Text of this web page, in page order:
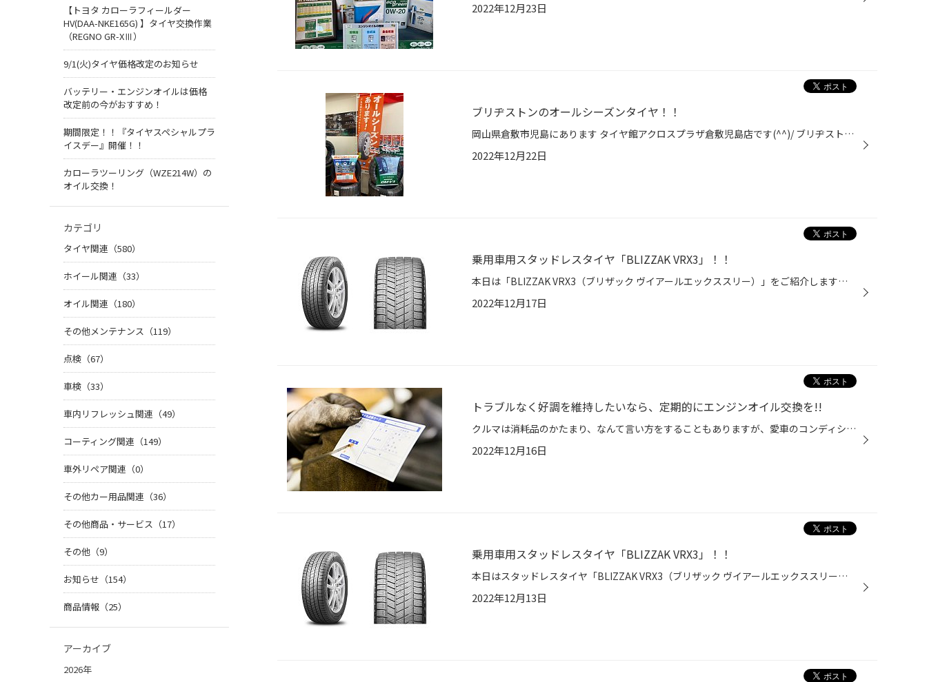
2022年12月23日
ブリヂストンのオールシーズンタイヤ！！
岡山県倉敷市児島にあります タイヤ館アクロスプラザ倉敷児島店です(^^)/ ブリヂストンのオールシーズンタイヤは如何でしょうか？？ 最近需要の高い「オールシーズンタイヤ」！！ ご検討中の方は タイヤ館アクロスプラザ倉敷児島店まで(^^)/ 決算セール開催中！！ WEB作業予約受付中！！
2022年12月22日
乗用車用スタッドレスタイヤ「BLIZZAK VRX3」！！
本日は「BLIZZAK VRX3（ブリザック ヴイアールエックススリー）」をご紹介します！ 「BLIZZAK（ブリザック）」は、ブリヂストンを代表するスタッドレスタイヤブランドです。1988年に冬道特有の凍結路面や積雪路面などでのより安心・安全なドライブに貢献するために生まれ、30年を超える歴史の中で進...
2022年12月17日
トラブルなく好調を維持したいなら、定期的にエンジンオイル交換を!!
クルマは消耗品のかたまり、なんて言い方をすることもありますが、愛車のコンディションを維持していく上で定期的に交換が必要なものと言えば、何を思い浮かべますか？ 専門店として一番気になるものと言えばタイヤなんですが、お客さまのなかには「バッテリー上がりでクルマが動かなくなったことが...
2022年12月16日
乗用車用スタッドレスタイヤ「BLIZZAK VRX3」！！
本日はスタッドレスタイヤ「BLIZZAK VRX3（ブリザック ヴイアールエックススリー）」をご紹介します！ 「BLIZZAK（ブリザック）」は、ブリヂストンを代表するスタッドレスタイヤブランドです。1988年に冬道特有の凍結路面や積雪路面などでのより安心・安全なドライブに貢献するために生まれ、30年を...
2022年12月13日
【トヨタ カローラフィールダー
HV(DAA-NKE165G) 】タイヤ交換作業
（REGNO GR-XⅢ）
9/1(火)タイヤ価格改定のお知らせ
バッテリー・エンジンオイルは価格
改定前の今がおすすめ！
期間限定！！『タイヤスペシャルプラ
イスデー』開催！！
カローラツーリング（WZE214W）の
オイル交換！
カテゴリ
タイヤ関連（580）
ホイール関連（33）
オイル関連（180）
その他メンテナンス（119）
点検（67）
車検（33）
車内リフレッシュ関連（49）
コーティング関連（149）
車外リペア関連（0）
その他カー用品関連（36）
その他商品・サービス（17）
その他（9）
お知らせ（154）
商品情報（25）
アーカイブ
2026年